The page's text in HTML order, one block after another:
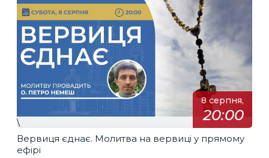
8 серпня,
20:00
\
Вервиця єднає. Молитва на вервиці у прямому
ефірі